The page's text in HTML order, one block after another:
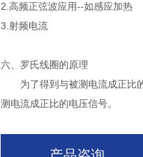
2.高频正弦波应用--如感应加热
3.射频电流
六、 罗氏线圈的原理
为了得到与被测电流成正比的
测电流成正比的电压信号。